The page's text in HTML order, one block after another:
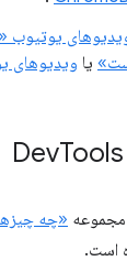
یوتیوب
یا ویدیوهای
Tools
مجموعه «چه
است.